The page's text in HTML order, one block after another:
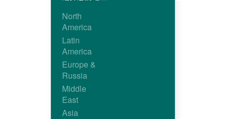
North
America
Latin
America
Europe &
Russia
Middle
East
Asia